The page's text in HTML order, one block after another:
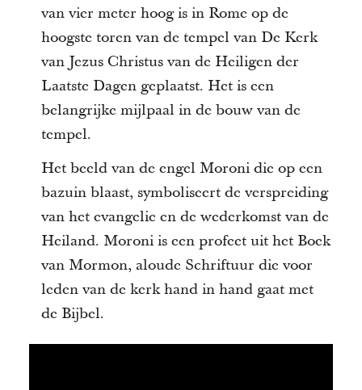
van vier meter hoog is in Rome op de
hoogste toren van de tempel van De Kerk
van Jezus Christus van de Heiligen der
Laatste Dagen geplaatst. Het is een
belangrijke mijlpaal in de bouw van de
tempel.
Het beeld van de engel Moroni die op een
bazuin blaast, symboliseert de verspreiding
van het evangelie en de wederkomst van de
Heiland. Moroni is een profeet uit het Boek
van Mormon, aloude Schriftuur die voor
leden van de kerk hand in hand gaat met
de Bijbel.